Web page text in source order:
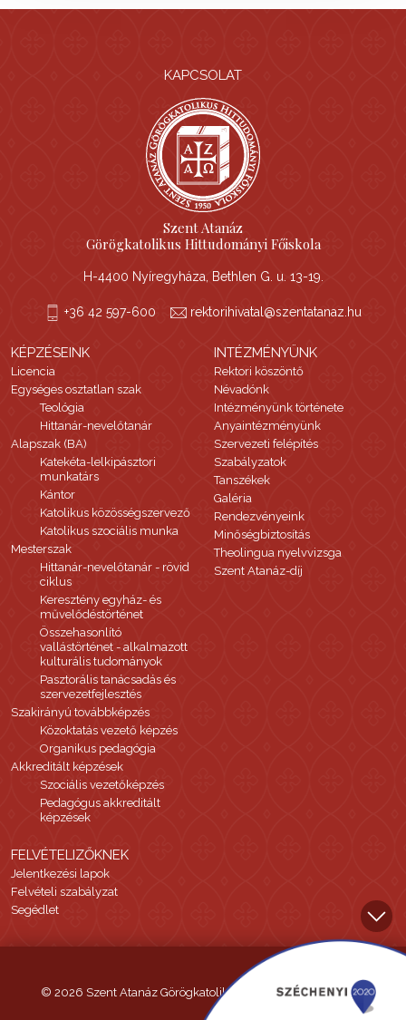
KAPCSOLAT
Szent Atanáz
Görögkatolikus Hittudományi Főiskola
H-4400 Nyíregyháza, Bethlen G. u. 13-19.
+36 42 597-600 rektorihivatal@szentatanaz.hu
KÉPZÉSEINK
Licencia
Egységes osztatlan szak
Teológia
Hittanár-nevelőtanár
Alapszak (BA)
Katekéta-lelkipásztori
munkatárs
Kántor
Katolikus közösségszervező
Katolikus szociális munka
Mesterszak
Hittanár-nevelőtanár - rövid
ciklus
Keresztény egyház- és
művelődéstörténet
Összehasonlító
vallástörténet - alkalmazott
kulturális tudományok
Pasztorális tanácsadás és
szervezetfejlesztés
Szakirányú továbbképzés
Közoktatás vezető képzés
Organikus pedagógia
Akkreditált képzések
Szociális vezetőképzés
Pedagógus akkreditált
képzések
INTÉZMÉNYÜNK
Rektori köszöntő
Névadónk
Intézményünk története
Anyaintézményünk
Szervezeti felépítés
Szabályzatok
Tanszékek
Galéria
Rendezvényeink
Minőségbiztosítás
Theolingua nyelvvizsga
Szent Atanáz-díj
FELVÉTELIZŐKNEK
Jelentkezési lapok
Felvételi szabályzat
Segédlet
© 2026 Szent Atanáz Görögkatolikus Hittudományi Főiskola